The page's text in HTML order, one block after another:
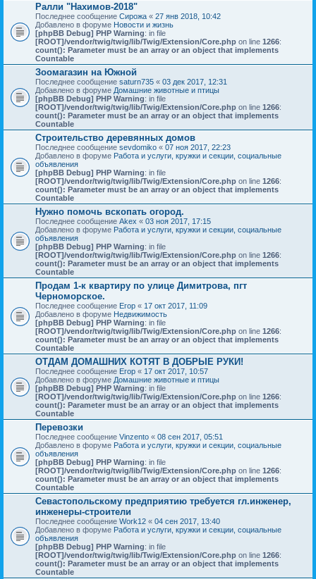
Ралли "Нахимов-2018"
Последнее сообщение Сирожа « 27 янв 2018, 10:42
Добавлено в форуме Новости и жизнь
[phpBB Debug] PHP Warning: in file
[ROOT]/vendor/twig/twig/lib/Twig/Extension/Core.php on line 1266:
count(): Parameter must be an array or an object that implements
Countable
Зоомагазин на Южной
Последнее сообщение saturn735 « 03 дек 2017, 12:31
Добавлено в форуме Домашние животные и птицы
[phpBB Debug] PHP Warning: in file
[ROOT]/vendor/twig/twig/lib/Twig/Extension/Core.php on line 1266:
count(): Parameter must be an array or an object that implements
Countable
Строительство деревянных домов
Последнее сообщение sevdomiko « 07 ноя 2017, 22:23
Добавлено в форуме Работа и услуги, кружки и секции, социальные
объявления
[phpBB Debug] PHP Warning: in file
[ROOT]/vendor/twig/twig/lib/Twig/Extension/Core.php on line 1266:
count(): Parameter must be an array or an object that implements
Countable
Нужно помочь вскопать огород.
Последнее сообщение Akex « 03 ноя 2017, 17:15
Добавлено в форуме Работа и услуги, кружки и секции, социальные
объявления
[phpBB Debug] PHP Warning: in file
[ROOT]/vendor/twig/twig/lib/Twig/Extension/Core.php on line 1266:
count(): Parameter must be an array or an object that implements
Countable
Продам 1-к квартиру по улице Димитрова, пгт
Черноморское.
Последнее сообщение Егор « 17 окт 2017, 11:09
Добавлено в форуме Недвижимость
[phpBB Debug] PHP Warning: in file
[ROOT]/vendor/twig/twig/lib/Twig/Extension/Core.php on line 1266:
count(): Parameter must be an array or an object that implements
Countable
ОТДАМ ДОМАШНИХ КОТЯТ В ДОБРЫЕ РУКИ!
Последнее сообщение Егор « 17 окт 2017, 10:57
Добавлено в форуме Домашние животные и птицы
[phpBB Debug] PHP Warning: in file
[ROOT]/vendor/twig/twig/lib/Twig/Extension/Core.php on line 1266:
count(): Parameter must be an array or an object that implements
Countable
Перевозки
Последнее сообщение Vinzento « 08 сен 2017, 05:51
Добавлено в форуме Работа и услуги, кружки и секции, социальные
объявления
[phpBB Debug] PHP Warning: in file
[ROOT]/vendor/twig/twig/lib/Twig/Extension/Core.php on line 1266:
count(): Parameter must be an array or an object that implements
Countable
Севастопольскому предприятию требуется гл.инженер,
инженеры-строители
Последнее сообщение Work12 « 04 сен 2017, 13:40
Добавлено в форуме Работа и услуги, кружки и секции, социальные
объявления
[phpBB Debug] PHP Warning: in file
[ROOT]/vendor/twig/twig/lib/Twig/Extension/Core.php on line 1266:
count(): Parameter must be an array or an object that implements
Countable